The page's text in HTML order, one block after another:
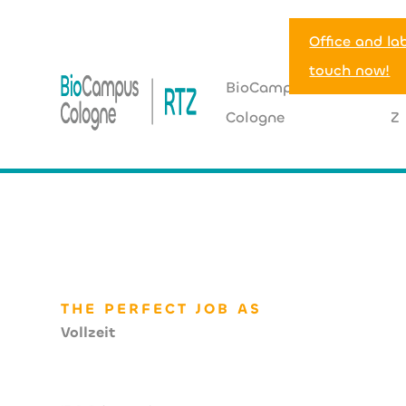
Office and
touch now!
BioCampus
Cologne
Z
HOME > JOBHUB > Fachinformatiker
THE PERFECT JOB AS
Vollzeit